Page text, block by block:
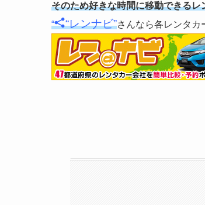
そのため好きな時間に移動できるレ
“
“レンナビ”さんなら各レンタ